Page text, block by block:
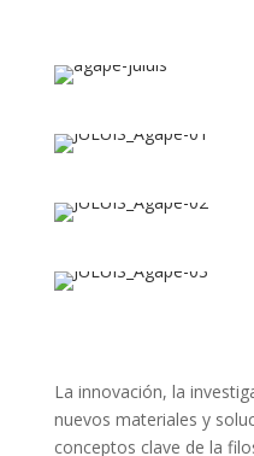
La innovación, la
nuevos materiales y
conceptos clave de la